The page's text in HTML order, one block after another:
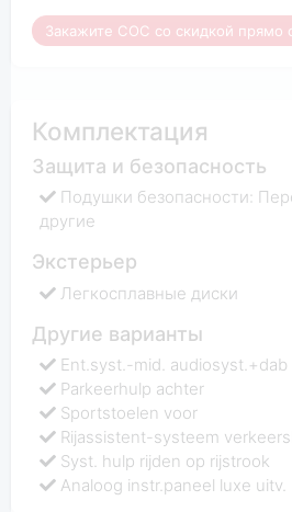
Закажите COC со скидкой прямо
Комплектация
Защита и безопасность
Подушки безопасности:
другие
Экстерьер
Легкосплавные диски
Другие варианты
Ent.syst.-mid. audiosyst.+dab
Parkeerhulp achter
Sportstoelen voor
Rijassistent-systeem
Syst. hulp rijden op rijstrook
Analoog instr.paneel luxe uitv.